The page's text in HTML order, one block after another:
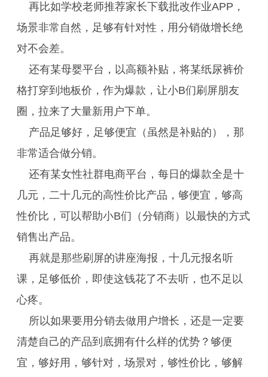
再比如学校老师推荐家长下载批改作业APP，
场景非常自然，足够有针对性，用分销做增长绝
对不会差。
还有某母婴平台，以高额补贴，将某纸尿裤价
格打穿到地板价，作为爆款，让小B们刷屏朋友
圈，拉来了大量新用户下单。
产品足够好，足够便宜（虽然是补贴的），那
非常适合做分销。
还有某女性社群电商平台，每日的爆款全是十
几元，二十几元的高性价比产品，够便宜，够高
性价比，可以帮助小B们（分销商）以最快的方式
销售出产品。
再就是那些刷屏的讲座海报，十几元报名听
课，足够低价，即使这钱花了不去听，也不足以
心疼。
所以如果要用分销去做用户增长，还是一定要
清楚自己的产品到底拥有什么样的优势？够便
宜，够好用，够针对，场景对，够性价比，够解